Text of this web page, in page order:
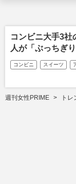
コンビニ大手3社
人が「ぶっちぎ
コンビニ スイーツ
週刊女性PRIME トレ